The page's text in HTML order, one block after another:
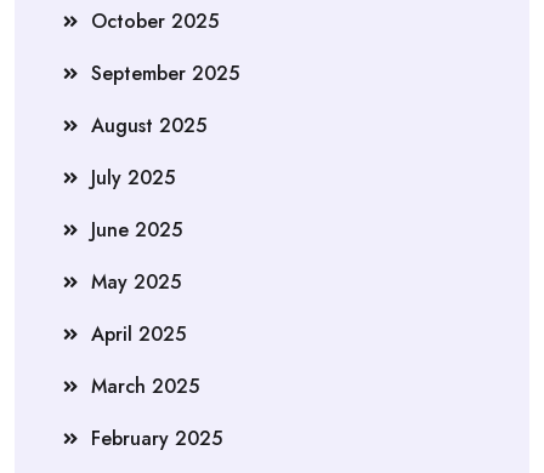
October 2025
September 2025
August 2025
July 2025
June 2025
May 2025
April 2025
March 2025
February 2025